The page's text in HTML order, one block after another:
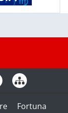
Fortuna